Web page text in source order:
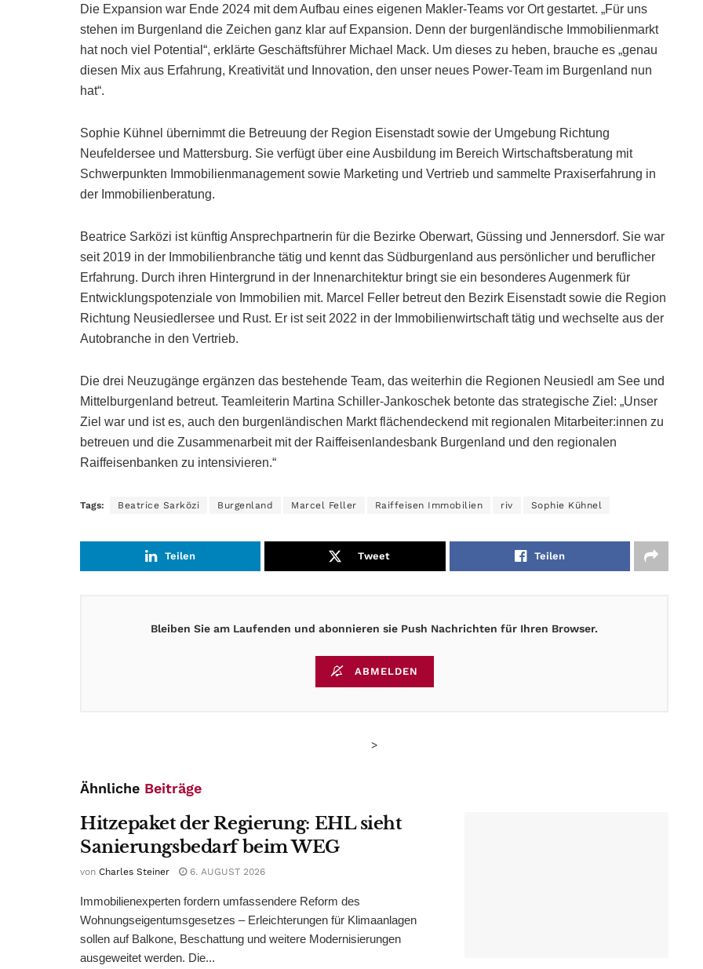
Die Expansion war Ende 2024 mit dem Aufbau eines eigenen Makler-Teams vor Ort gestartet. „Für uns
stehen im Burgenland die Zeichen ganz klar auf Expansion. Denn der burgenländische Immobilienmarkt
hat noch viel Potential“, erklärte Geschäftsführer Michael Mack. Um dieses zu heben, brauche es „genau
diesen Mix aus Erfahrung, Kreativität und Innovation, den unser neues Power-Team im Burgenland nun
hat“.
Sophie Kühnel übernimmt die Betreuung der Region Eisenstadt sowie der Umgebung Richtung
Neufeldersee und Mattersburg. Sie verfügt über eine Ausbildung im Bereich Wirtschaftsberatung mit
Schwerpunkten Immobilienmanagement sowie Marketing und Vertrieb und sammelte Praxiserfahrung in
der Immobilienberatung.
Beatrice Sarközi ist künftig Ansprechpartnerin für die Bezirke Oberwart, Güssing und Jennersdorf. Sie war
seit 2019 in der Immobilienbranche tätig und kennt das Südburgenland aus persönlicher und beruflicher
Erfahrung. Durch ihren Hintergrund in der Innenarchitektur bringt sie ein besonderes Augenmerk für
Entwicklungspotenziale von Immobilien mit. Marcel Feller betreut den Bezirk Eisenstadt sowie die Region
Richtung Neusiedlersee und Rust. Er ist seit 2022 in der Immobilienwirtschaft tätig und wechselte aus der
Autobranche in den Vertrieb.
Die drei Neuzugänge ergänzen das bestehende Team, das weiterhin die Regionen Neusiedl am See und
Mittelburgenland betreut. Teamleiterin Martina Schiller-Jankoschek betonte das strategische Ziel: „Unser
Ziel war und ist es, auch den burgenländischen Markt flächendeckend mit regionalen Mitarbeiter:innen zu
betreuen und die Zusammenarbeit mit der Raiffeisenlandesbank Burgenland und den regionalen
Raiffeisenbanken zu intensivieren.“
Tags: Beatrice Sarközi Burgenland Marcel Feller Raiffeisen Immobilien riv Sophie Kühnel
Teilen Tweet Teilen
Bleiben Sie am Laufenden und abonnieren sie Push Nachrichten für Ihren Browser.
ABMELDEN
>
Ähnliche Beiträge
Hitzepaket der Regierung: EHL sieht
Sanierungsbedarf beim WEG
von Charles Steiner 6. AUGUST 2026
Immobilienexperten fordern umfassendere Reform des
Wohnungseigentumsgesetzes – Erleichterungen für Klimaanlagen
sollen auf Balkone, Beschattung und weitere Modernisierungen
ausgeweitet werden. Die...